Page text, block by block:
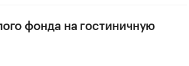
фонда на гостиничную